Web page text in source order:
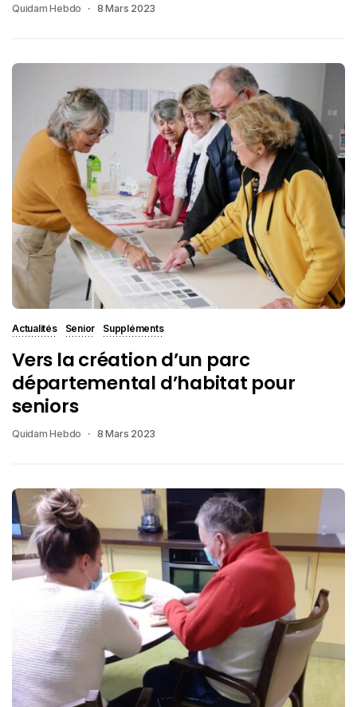
Quidam Hebdo 8 Mars 2023
Actualités Senior Suppléments
Vers la création d’un parc
départemental d’habitat pour
seniors
Quidam Hebdo 8 Mars 2023